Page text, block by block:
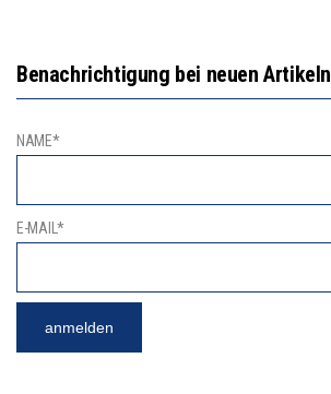
Benachrichtigung bei neuen Artikeln
NAME*
E-MAIL*